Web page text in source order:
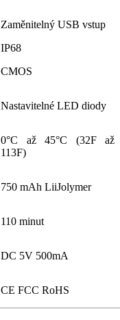
Zaměnitelný USB vstup
IP68
CMOS
Nastavitelné LED diody
0°C až 45°C (32F až
113F)
750 mAh LiiJolymer
110 minut
DC 5V 500mA
CE FCC RoHS